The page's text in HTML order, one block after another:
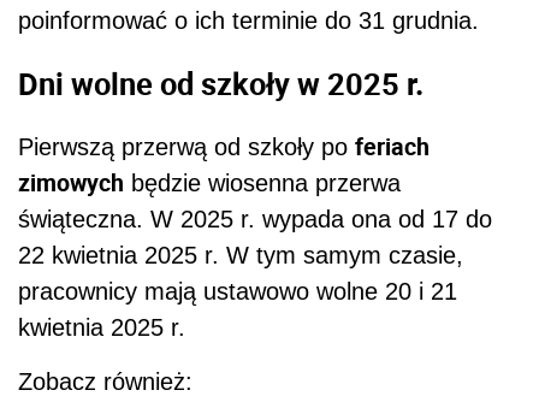
poinformować o ich terminie do 31 grudnia.
Dni wolne od szkoły w 2025 r.
Pierwszą przerwą od szkoły po feriach
zimowych będzie wiosenna przerwa
świąteczna. W 2025 r. wypada ona od 17 do
22 kwietnia 2025 r. W tym samym czasie,
pracownicy mają ustawowo wolne 20 i 21
kwietnia 2025 r.
Zobacz również: